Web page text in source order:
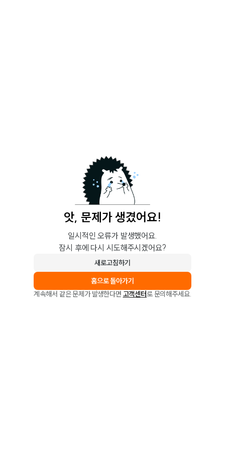
앗, 문제가 생겼어요!
일시적인 오류가 발생했어요.
잠시 후에 다시 시도해주시겠어요?
새로고침하기
홈으로 돌아가기
계속해서 같은 문제가 발생한다면 고객센터로 문의해주세요.